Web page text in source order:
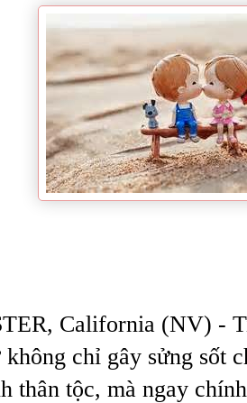
California (NV) -
chỉ gây sửng sốt
thân tộc, mà ngay